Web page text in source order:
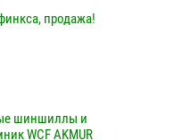
продажа!
шиншиллы и
WCF AKMUR